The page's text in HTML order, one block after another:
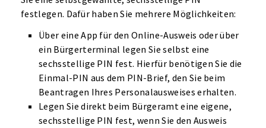
festlegen. Dafür haben Sie mehrere Möglichkeiten:
Über eine App für den Online-Ausweis oder über
ein Bürgerterminal legen Sie selbst eine
sechsstellige PIN fest. Hierfür benötigen Sie die
Einmal-PIN aus dem PIN-Brief, den Sie beim
Beantragen Ihres Personalausweises erhalten.
Legen Sie direkt beim Bürgeramt eine eigene,
sechsstellige PIN fest, wenn Sie den Ausweis